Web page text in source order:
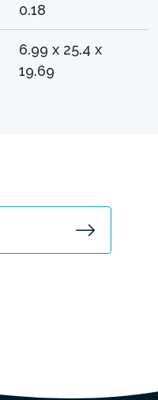
0.18
6.99 x 25.4 x
19.69